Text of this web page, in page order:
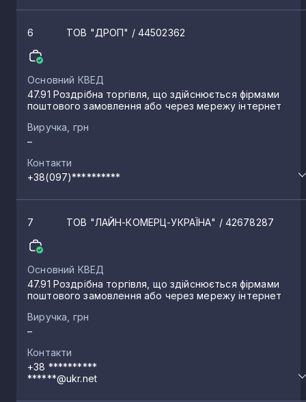
6 ТОВ "ДРОП" / 44502362
Основний КВЕД
47.91 Роздрібна торгівля, що здійснюється фірмами
поштового замовлення або через мережу інтернет
Виручка, грн
–
Контакти
+38(097)**********
7 ТОВ "ЛАЙН-КОМЕРЦ-УКРАЇНА" / 42678287
Основний КВЕД
47.91 Роздрібна торгівля, що здійснюється фірмами
поштового замовлення або через мережу інтернет
Виручка, грн
–
Контакти
+38 **********
******@ukr.net